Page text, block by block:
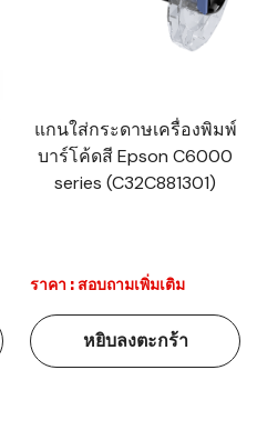
แกนใส่กระดาษเครื่องพิมพ์
บาร์โค้ดสี Epson C6000
series (C32C881301)
ราคา : สอบถามเพิ่มเติม
หยิบลงตะกร้า